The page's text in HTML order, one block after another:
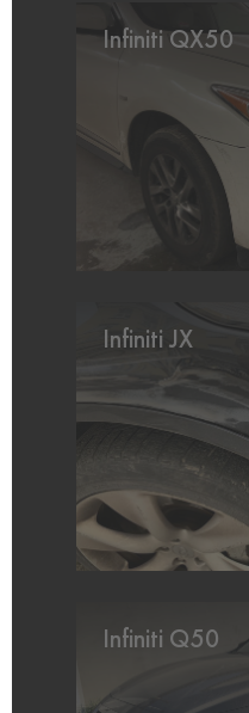
Infiniti QX50
Infiniti JX
Infiniti Q50